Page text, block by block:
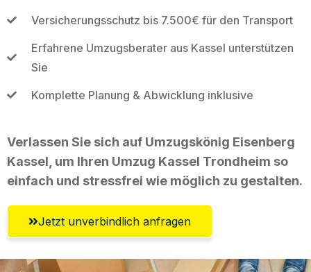
Versicherungsschutz bis 7.500€ für den Transport
Erfahrene Umzugsberater aus Kassel unterstützen
Sie
Komplette Planung & Abwicklung inklusive
Verlassen Sie sich auf Umzugskönig Eisenberg
Kassel, um Ihren Umzug Kassel Trondheim so
einfach und stressfrei wie möglich zu gestalten.
Jetzt unverbindlich anfragen